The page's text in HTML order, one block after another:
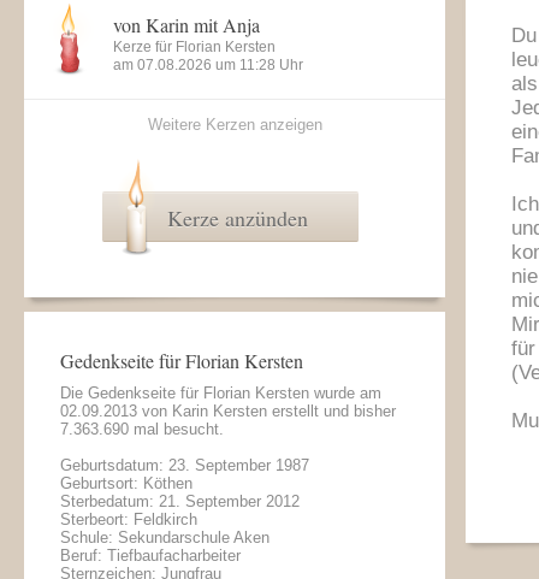
von Karin mit Anja
Kerze für Florian Kersten
am 07.08.2026 um 11:28 Uhr
Weitere Kerzen anzeigen
Kerze anzünden
Gedenkseite für Florian Kersten
Die Gedenkseite für Florian Kersten wurde am
02.09.2013 von Karin Kersten erstellt und bisher
7.363.690 mal besucht.
Geburtsdatum: 23. September 1987
Geburtsort: Köthen
Sterbedatum: 21. September 2012
Sterbeort: Feldkirch
Schule: Sekundarschule Aken
Beruf: Tiefbaufacharbeiter
Sternzeichen: Jungfrau